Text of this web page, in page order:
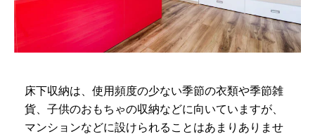
床下収納は、使用頻度の少ない季節の衣類や季節雑
貨、子供のおもちゃの収納などに向いていますが、
マンションなどに設けられることはあまりありませ